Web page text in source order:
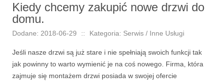
Kiedy chcemy zakupić nowe drzwi do
domu.
Dodane: 2018-06-29 :: Kategoria: Serwis / Inne Usługi
Jeśli nasze drzwi są już stare i nie spełniają swoich funkcji tak
jak powinny to warto wymienić je na coś nowego. Firma, która
zajmuje się montażem drzwi posiada w swojej ofercie